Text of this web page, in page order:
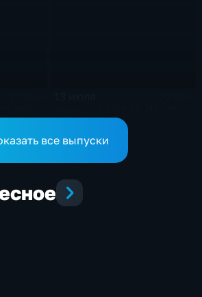
все выпуски